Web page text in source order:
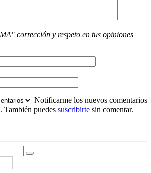
corrección y respeto en tus opiniones
Notificarme los nuevos comentarios
También puedes suscribirte sin comentar.